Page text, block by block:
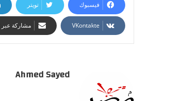
فيسبوك تويتر
مشاركة عبر
Ahmed Sayed